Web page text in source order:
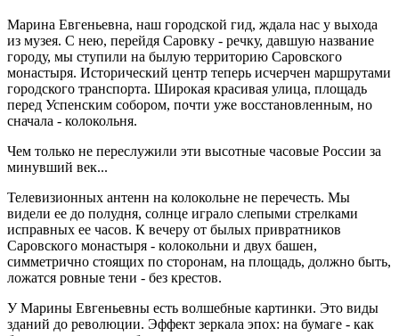
Марина Евгеньевна, наш городской гид, ждала нас у выхода
из музея. С нею, перейдя Саровку - речку, давшую название
городу, мы ступили на былую территорию Саровского
монастыря. Исторический центр теперь исчерчен маршрутами
городского транспорта. Широкая красивая улица, площадь
перед Успенским собором, почти уже восстановленным, но
сначала - колокольня.
Чем только не переслужили эти высотные часовые России за
минувший век...
Телевизионных антенн на колокольне не перечесть. Мы
видели ее до полудня, солнце играло слепыми стрелками
исправных ее часов. К вечеру от былых привратников
Саровского монастыря - колокольни и двух башен,
симметрично стоящих по сторонам, на площадь, должно быть,
ложатся ровные тени - без крестов.
У Марины Евгеньевны есть волшебные картинки. Это виды
зданий до революции. Эффект зеркала эпох: на бумаге - как